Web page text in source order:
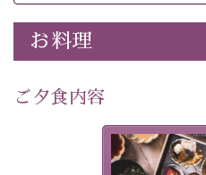
-----------【安心への取り組
個室料亭、貸切風呂のご利
滞在いただけるよう
徹底した衛生管理を行って
お料理
ご夕食内容
美湖膳とは諏
提供する為に